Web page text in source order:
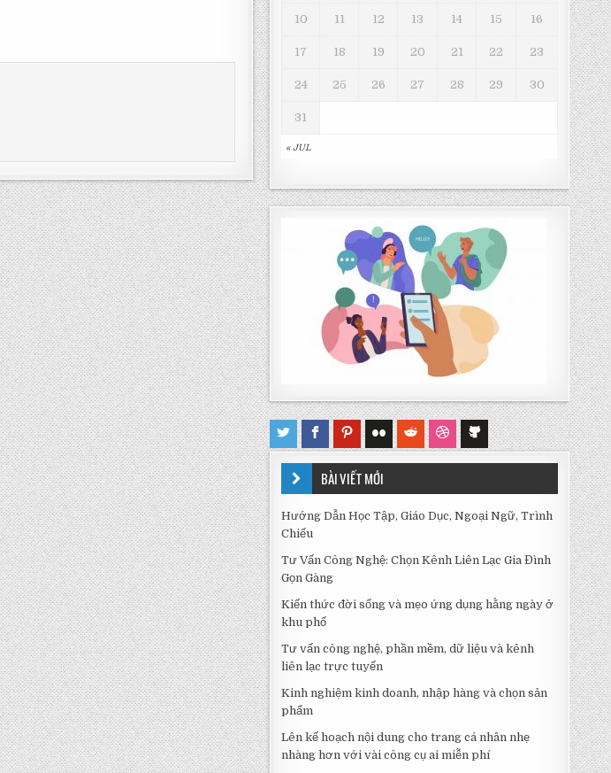
« JUL
10 11 12 13 14 15 16
17 18 19 20 21 22 23
24 25 26 27 28 29 30
31
BÀI VIẾT MỚI
Hướng Dẫn Học Tập, Giáo Dục, Ngoại Ngữ, Trình
Chiếu
Tư Vấn Công Nghệ: Chọn Kênh Liên Lạc Gia Đình
Gọn Gàng
Kiến thức đời sống và mẹo ứng dụng hằng ngày ở
khu phố
Tư vấn công nghệ, phần mềm, dữ liệu và kênh
liên lạc trực tuyến
Kinh nghiệm kinh doanh, nhập hàng và chọn sản
phẩm
Lên kế hoạch nội dung cho trang cá nhân nhẹ
nhàng hơn với vài công cụ ai miễn phí